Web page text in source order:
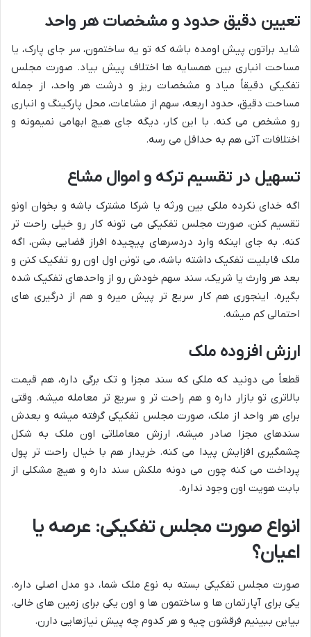
تعیین دقیق حدود و مشخصات هر واحد
شاید براتون پیش اومده باشه که تو یه ساختمون، سر جای پارک، یا
مساحت انباری بین همسایه ها اختلاف پیش بیاد. صورت مجلس
تفکیکی دقیقاً میاد و مشخصات ریز و درشت هر واحد، از جمله
مساحت دقیق، حدود اربعه، سهم از مشاعات، محل پارکینگ و انباری
رو مشخص می کنه. با این کار، دیگه جای هیچ ابهامی نمیمونه و
اختلافات آتی هم به حداقل می رسه.
تسهیل در تقسیم ترکه و اموال مشاع
اگه خدای نکرده ملکی بین ورثه یا شرکا مشترک باشه و بخوان اونو
تقسیم کنن، صورت مجلس تفکیکی می تونه کار رو خیلی راحت تر
کنه. به جای اینکه وارد دردسرهای پیچیده افراز قضایی بشن، اگه
ملک قابلیت تفکیک داشته باشه، می تونن اول اون رو تفکیک کنن و
بعد هر وارث یا شریک، سند سهم خودش رو از واحدهای تفکیک شده
بگیره. اینجوری هم کار سریع تر پیش میره و هم از درگیری های
احتمالی کم میشه.
ارزش افزوده ملک
قطعاً می دونید که ملکی که سند مجزا و تک برگی داره، هم قیمت
بالاتری تو بازار داره و هم راحت تر و سریع تر معامله میشه. وقتی
برای هر واحد از ملک، صورت مجلس تفکیکی گرفته میشه و بعدش
سندهای مجزا صادر میشه، ارزش معاملاتی اون ملک به شکل
چشمگیری افزایش پیدا می کنه. خریدار هم با خیال راحت تر پول
پرداخت می کنه چون می دونه ملکش سند داره و هیچ مشکلی از
بابت هویت اون وجود نداره.
انواع صورت مجلس تفکیکی: عرصه یا
اعیان؟
صورت مجلس تفکیکی بسته به نوع ملک شما، دو مدل اصلی داره.
یکی برای آپارتمان ها و ساختمون ها و اون یکی برای زمین های خالی.
بیاین ببینیم فرقشون چیه و هر کدوم چه پیش نیازهایی دارن.